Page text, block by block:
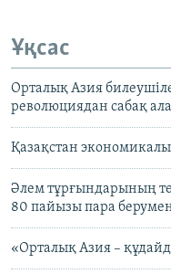
Ұқсас
Орталық Азия
революциядан сабақ
Қазақстан
Әлем тұрғындарының
80 пайызы пара
«Орталық Азия –